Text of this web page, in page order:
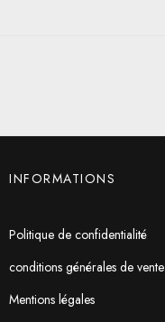
INFORMATIONS
Politique de confidentialité
conditions générales de vente
Mentions légales